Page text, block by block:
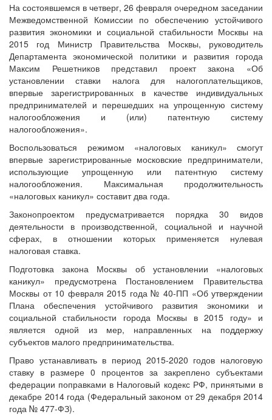
На состоявшемся в четверг, 26 февраля очередном заседании
Межведомственной Комиссии по обеспечению устойчивого
развития экономики и социальной стабильности Москвы на
2015 год Министр Правительства Москвы, руководитель
Департамента экономической политики и развития города
Максим Решетников представил проект закона «Об
установлении ставки налога для налогоплательщиков,
впервые зарегистрированных в качестве индивидуальных
предпринимателей и перешедших на упрощенную систему
налогообложения и (или) патентную систему
налогообложения».
Воспользоваться режимом «налоговых каникул» смогут
впервые зарегистрированные московские предприниматели,
использующие упрощенную или патентную систему
налогообложения. Максимальная продолжительность
«налоговых каникул» составит два года.
Законопроектом предусматривается порядка 30 видов
деятельности в производственной, социальной и научной
сферах, в отношении которых применяется нулевая
налоговая ставка.
Подготовка закона Москвы об установлении «налоговых
каникул» предусмотрена Постановлением Правительства
Москвы от 10 февраля 2015 года № 40-ПП «Об утверждении
Плана обеспечения устойчивого развития экономики и
социальной стабильности города Москвы в 2015 году» и
является одной из мер, направленных на поддержку
субъектов малого предпринимательства.
Право устанавливать в период 2015-2020 годов налоговую
ставку в размере 0 процентов за закреплено субъектами
федерации поправками в Налоговый кодекс РФ, принятыми в
декабре 2014 года (Федеральный законом от 29 декабря 2014
года № 477-ФЗ).